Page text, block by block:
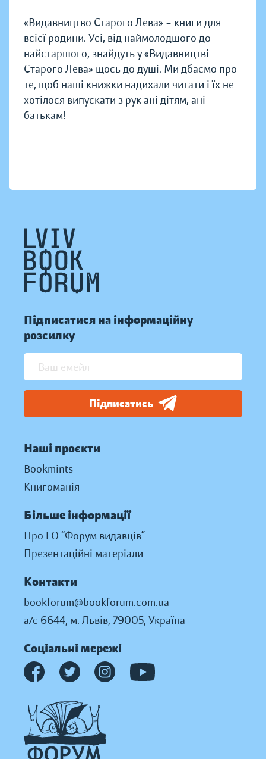
«Видавництво Старого Лева» – книги для
всієї родини. Усі, від наймолодшого до
найстаршого, знайдуть у «Видавництві
Старого Лева» щось до душі. Ми дбаємо про
те, щоб наші книжки надихали читати і їх не
хотілося випускати з рук ані дітям, ані
батькам!
Підписатися на інформаційну
розсилку
Підписатись
Наші проєкти
Bookmints
Книгоманія
Більше інформації
Про ГО “Форум видавців”
Презентаційні матеріали
Контакти
bookforum@bookforum.com.ua
а/с 6644, м. Львів, 79005, Україна
Соціальні мережі